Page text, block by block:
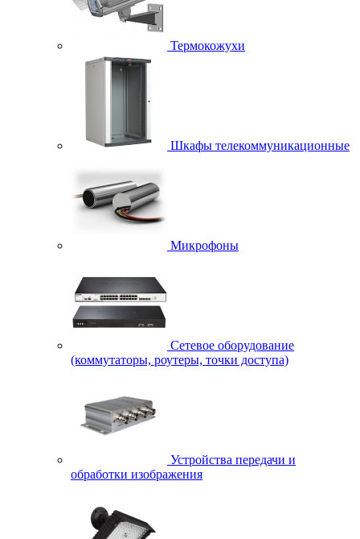
Термокожухи
Шкафы телекоммуникационные
Микрофоны
Сетевое оборудование
(коммутаторы, роутеры, точки доступа)
Устройства передачи и
обработки изображения